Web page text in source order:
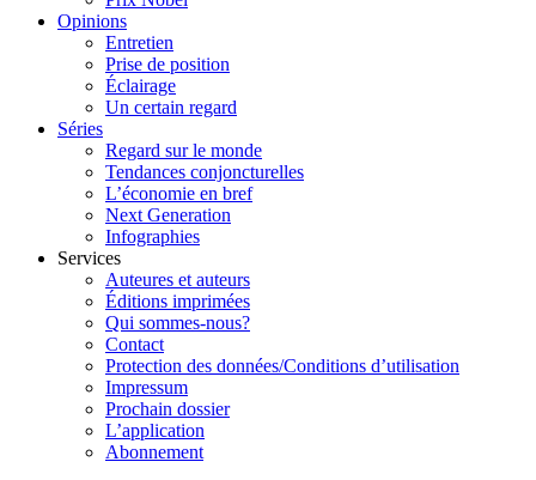
Opinions
Entretien
Prise de position
Éclairage
Un certain regard
Séries
Regard sur le monde
Tendances conjoncturelles
L’économie en bref
Next Generation
Infographies
Services
Auteures et auteurs
Éditions imprimées
Qui sommes-nous?
Contact
Protection des données/Conditions d’utilisation
Impressum
Prochain dossier
L’application
Abonnement